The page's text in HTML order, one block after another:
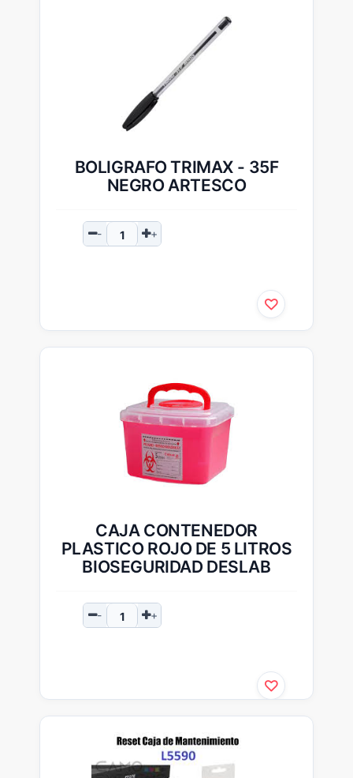
BOLIGRAFO TRIMAX - 35F
NEGRO ARTESCO
CAJA CONTENEDOR
PLASTICO ROJO DE 5 LITROS
BIOSEGURIDAD DESLAB